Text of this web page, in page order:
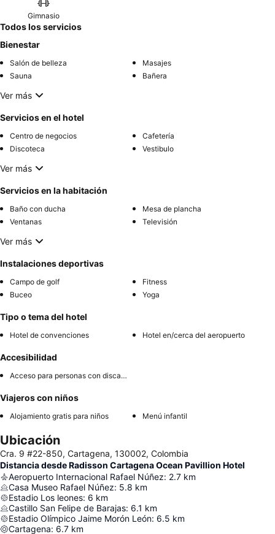
Gimnasio
Todos los servicios
Bienestar
Salón de belleza
Masajes
Sauna
Bañera
Ver más
Servicios en el hotel
Centro de negocios
Cafetería
Discoteca
Vestibulo
Ver más
Servicios en la habitación
Baño con ducha
Mesa de plancha
Ventanas
Televisión
Ver más
Instalaciones deportivas
Campo de golf
Fitness
Buceo
Yoga
Tipo o tema del hotel
Hotel de convenciones Hotel en/cerca del aeropuerto
Accesibilidad
Acceso para personas con discapacidad
Viajeros con niños
Alojamiento gratis para niños Menú infantil
Ubicación
Cra. 9 #22-850, Cartagena, 130002, Colombia
Distancia desde Radisson Cartagena Ocean Pavillion Hotel
Aeropuerto Internacional Rafael Núñez: 2.7 km
Casa Museo Rafael Núñez: 5.8 km
Estadio Los leones: 6 km
Castillo San Felipe de Barajas: 6.1 km
Estadio Olímpico Jaime Morón León: 6.5 km
Cartagena: 6.7 km